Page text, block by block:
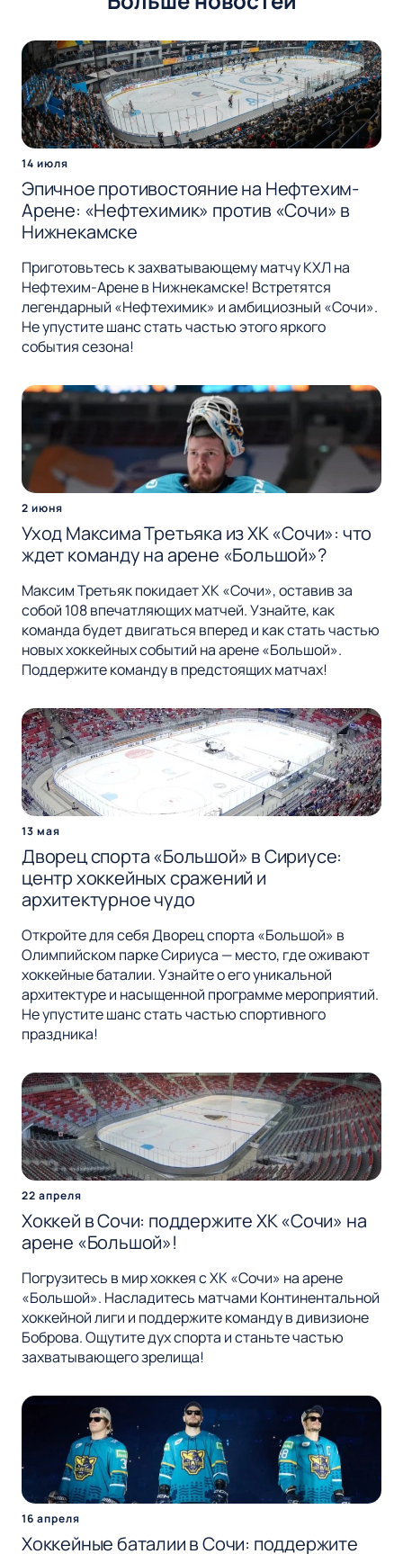
14 июля
Эпичное противостояние на Нефтехим-
Арене: «Нефтехимик» против «Сочи» в
Нижнекамске
Приготовьтесь к захватывающему матчу КХЛ на
Нефтехим-Арене в Нижнекамске! Встретятся
легендарный «Нефтехимик» и амбициозный «Сочи».
Не упустите шанс стать частью этого яркого
события сезона!
2 июня
Уход Максима Третьяка из ХК «Сочи»: что
ждет команду на арене «Большой»?
Максим Третьяк покидает ХК «Сочи», оставив за
собой 108 впечатляющих матчей. Узнайте, как
команда будет двигаться вперед и как стать частью
новых хоккейных событий на арене «Большой».
Поддержите команду в предстоящих матчах!
13 мая
Дворец спорта «Большой» в Сириусе:
центр хоккейных сражений и
архитектурное чудо
Откройте для себя Дворец спорта «Большой» в
Олимпийском парке Сириуса — место, где оживают
хоккейные баталии. Узнайте о его уникальной
архитектуре и насыщенной программе мероприятий.
Не упустите шанс стать частью спортивного
праздника!
22 апреля
Хоккей в Сочи: поддержите ХК «Сочи» на
арене «Большой»!
Погрузитесь в мир хоккея с ХК «Сочи» на арене
«Большой». Насладитесь матчами Континентальной
хоккейной лиги и поддержите команду в дивизионе
Боброва. Ощутите дух спорта и станьте частью
захватывающего зрелища!
16 апреля
Хоккейные баталии в Сочи: поддержите